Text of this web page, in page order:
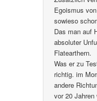
Egoismus
sowieso
Das man auf
absoluter
Flatearthern.
Was er zu
richtig. im
andere
vor 20 Jahren